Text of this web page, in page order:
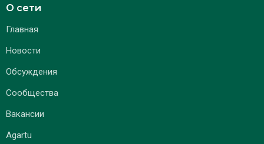
О сети
Главная
Новости
Обсуждения
Сообщества
Вакансии
Agartu